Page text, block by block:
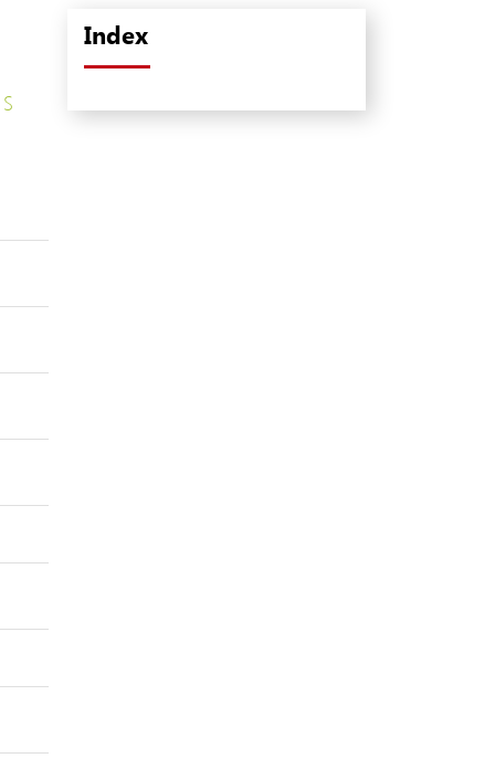
Index(ausgewählt)
S